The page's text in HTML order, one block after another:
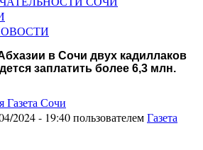
в Сочи двух кадиллаков
заплатить более 6,3 млн.
2024 - 19:40 пользователемГазета